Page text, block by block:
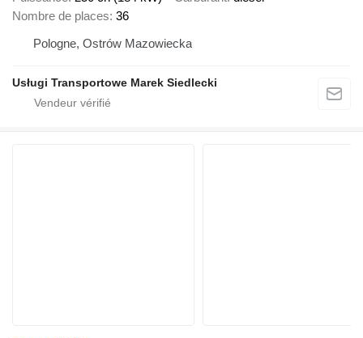
Nombre de places 36
Pologne, Ostrów Mazowiecka
Usługi Transportowe Marek Siedlecki